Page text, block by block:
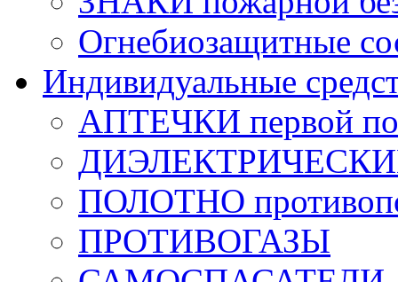
Огнебиозащитные
Индивидуальные
АПТЕЧКИ первой
ДИЭЛЕКТРИЧЕСКИЕ
ПОЛОТНО
ПРОТИВОГАЗЫ